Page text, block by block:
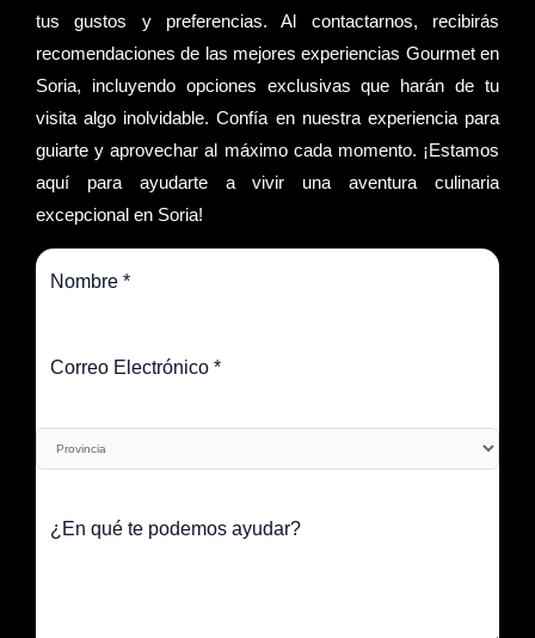
tus gustos y preferencias. Al contactarnos, recibirás
recomendaciones de las mejores experiencias Gourmet en
Soria, incluyendo opciones exclusivas que harán de tu
visita algo inolvidable. Confía en nuestra experiencia para
guiarte y aprovechar al máximo cada momento. ¡Estamos
aquí para ayudarte a vivir una aventura culinaria
excepcional en Soria!